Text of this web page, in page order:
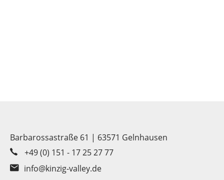
Barbarossastraße 61 | 63571 Gelnhausen
+49 (0) 151 - 17 25 27 77
info@kinzig-valley.de